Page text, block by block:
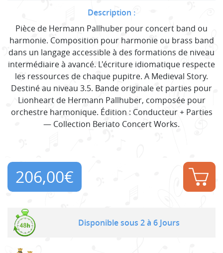
Description :
Pièce de Hermann Pallhuber pour concert band ou
harmonie. Composition pour harmonie ou brass band
dans un langage accessible à des formations de niveau
intermédiaire à avancé. L'écriture idiomatique respecte
les ressources de chaque pupitre. A Medieval Story.
Destiné au niveau 3.5. Bande originale et parties pour
Lionheart de Hermann Pallhuber, composée pour
orchestre harmonique. Édition : Conducteur + Parties
— Collection Beriato Concert Works.
206,00€
Disponible sous 2 à 6 Jours